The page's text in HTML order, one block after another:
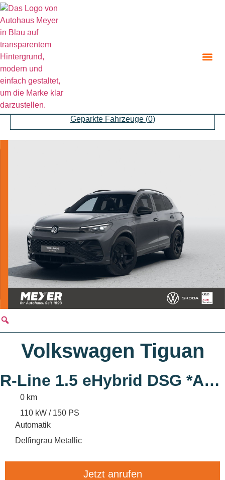
Zurück zur Suche
Geparkte Fahrzeuge (0)
Volkswagen Tiguan
R-Line 1.5 eHybrid DSG *AHK, Black Style,
0 km
110 kW / 150 PS
Automatik
Delfingrau Metallic
Jetzt anrufen